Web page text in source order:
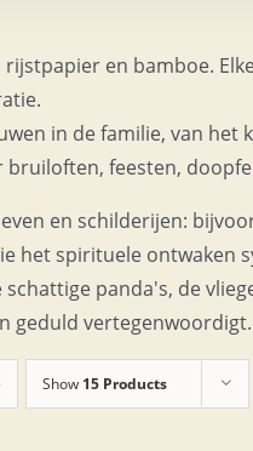
en bamboe.
in de familie, van
bruiloften, feesten,
en schilderijen:
het spirituele ontwaken
schattige panda's, de
geduld vertegenwoordigt.
Show 15 Products